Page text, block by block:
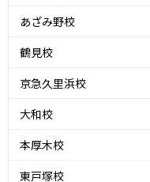
あざみ野校
鶴見校
京急久里浜校
大和校
本厚木校
東戸塚校